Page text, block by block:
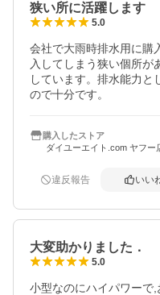
狭い所に活躍します
5.0
会社で大雨時排水用に購
入してしまう狭い個所が
しています。排水能力と
ので十分です。
購入したストア
ダイユーエイト.com ヤフー
違反報告 いい
大変助かりました．
5.0
小型なのにハイパワーで